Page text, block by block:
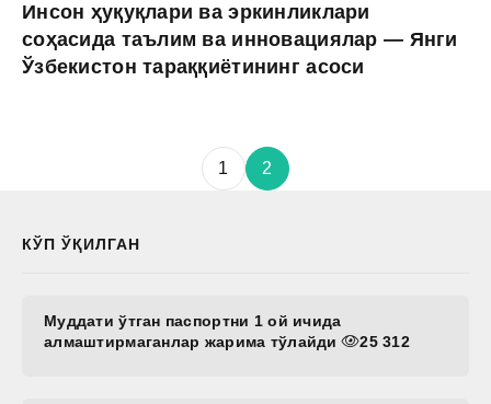
Инсон ҳуқуқлари ва эркинликлари
соҳасида таълим ва инновациялар — Янги
Ўзбекистон тараққиётининг асоси
1 2
КЎП ЎҚИЛГАН
Муддати ўтган паспортни 1 ой ичида
алмаштирмаганлар жарима тўлайди
25 312